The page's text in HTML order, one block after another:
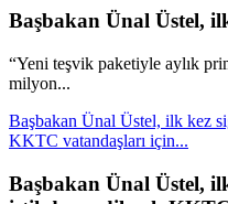
Başbakan Ünal Üstel,
“Yeni teşvik paketiyle aylık
milyon...
Başbakan Ünal Üstel, ilk kez
KKTC vatandaşları için...
Başbakan Ünal Üstel,